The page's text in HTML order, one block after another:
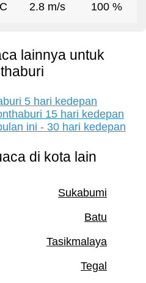
2.8 m/s 100 %
lainnya untuk
5 hari kedepan
15 hari kedepan
ini - 30 hari kedepan
di kota lain
Sukabumi
Batu
Tasikmalaya
Tegal